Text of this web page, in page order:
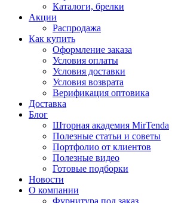
Каталоги, брелки
Акции
Распродажа
Как купить
Оформление заказа
Условия оплаты
Условия доставки
Условия возврата
Верификация оптовика
Доставка
Блог
Шторная академия MirTenda
Полезные статьи и советы
Портфолио от клиентов
Полезные видео
Готовые подборки
Новости
О компании
Фурнитура под заказ